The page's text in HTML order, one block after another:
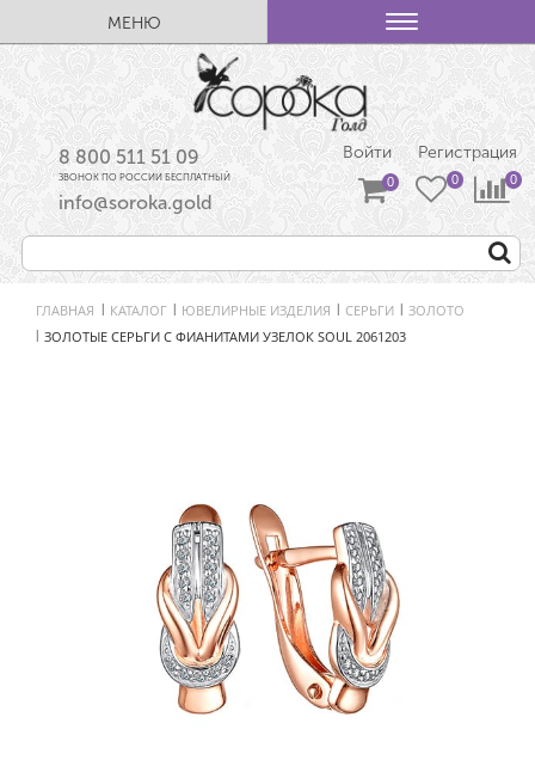
МЕНЮ
8 800 511 51 09
ЗВОНОК ПО РОССИИ БЕСПЛАТНЫЙ
info@soroka.gold
Войти Регистрация
ГЛАВНАЯ КАТАЛОГ ЮВЕЛИРНЫЕ ИЗДЕЛИЯ СЕРЬГИ ЗОЛОТО
ЗОЛОТЫЕ СЕРЬГИ С ФИАНИТАМИ УЗЕЛОК SOUL 2061203